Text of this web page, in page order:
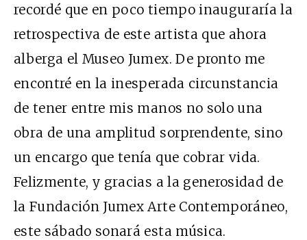
recordé que en poco tiempo inauguraría la
retrospectiva de este artista que ahora
alberga el Museo Jumex. De pronto me
encontré en la inesperada circunstancia
de tener entre mis manos no solo una
obra de una amplitud sorprendente, sino
un encargo que tenía que cobrar vida.
Felizmente, y gracias a la generosidad de
la Fundación Jumex Arte Contemporáneo,
este sábado sonará esta música.